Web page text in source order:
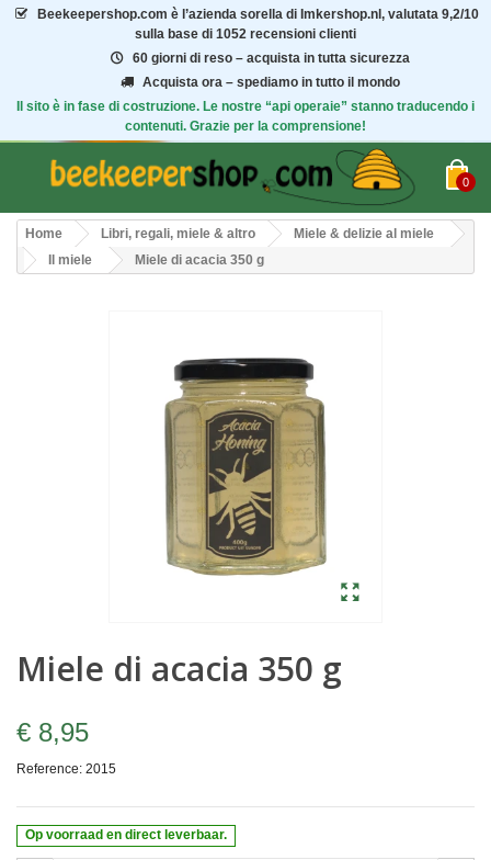
Beekeepershop.com è l’azienda sorella di Imkershop.nl, valutata 9,2/10
sulla base di 1052 recensioni clienti
60 giorni di reso – acquista in tutta sicurezza
Acquista ora – spediamo in tutto il mondo
Il sito è in fase di costruzione. Le nostre “api operaie” stanno traducendo i
contenuti. Grazie per la comprensione!
0
Home Libri, regali, miele & altro
Miele & delizie al miele
Il miele
Miele di acacia 350 g
Miele di acacia 350 g
€ 8,95
Reference: 2015
Op voorraad en direct leverbaar.